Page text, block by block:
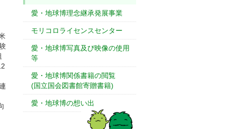
愛・地球博理念継承発展事業
モリコロライセンスセンター
愛・地球博写真及び映像の使用
等
愛・地球博関係書籍の閲覧
(国立国会図書館寄贈書籍)
愛・地球博の想い出